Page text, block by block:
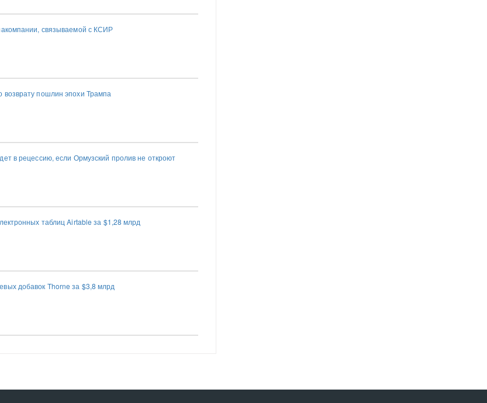
связываемой с КСИР
пошлин эпохи Трампа
в рецессию, если Ормузский пролив не откроют
таблиц Airtable за $1,28 млрд
добавок Thorne за $3,8 млрд